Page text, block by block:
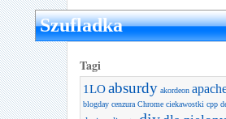
Szufladka
Tagi
1LO absurdy akordeon
blogday cenzura Chrome ciekawostki cpp